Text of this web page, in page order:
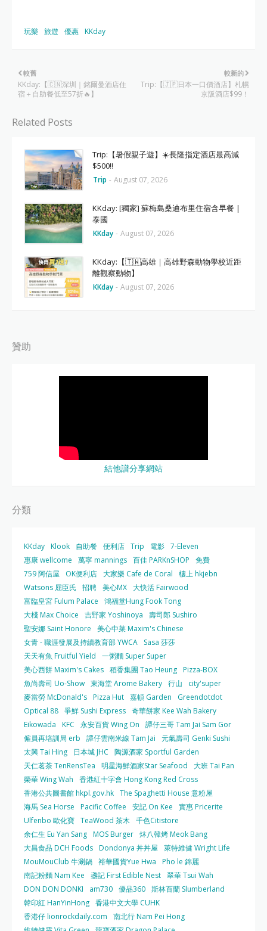
玩樂 旅遊 優惠 KKday
較新的
Trip:【🇯🇵日本一口價酒店】札幌
京阪酒店$99！
較舊
KKday:【🇨🇳深圳｜銘爾曼酒店住
宿＋自助餐低至57折🔥】
Related Posts
Trip:【暑假親子遊】☀️長隆指定酒店最高減
$500‼️
Trip - August 07, 2026
KKday: [獨家] 蘇梅島桑迪布里住宿含早餐 |
泰國
KKday - August 07, 2026
KKday:【🇹🇼高雄｜高雄野森動物學校近距
離觀察動物】
KKday - August 07, 2026
贊助
結他譜分享網站
分類
KKday Klook 自助餐 便利店 Trip 電影 7-Eleven
惠康 wellcome
萬寧 mannings 百佳 PARKnSHOP
免費
759 阿信屋
OK便利店 大家樂 Cafe de Coral
樓上 hkjebn
Watsons 屈臣氏
招聘 美心MX 大快活 Fairwood
富臨皇宮 Fulum Palace
鴻福堂Hung Fook Tong
大棧 Max Choice
吉野家 Yoshinoya
壽司郎 Sushiro
聖安娜 Saint Honore
美心中菜 Maxim's Chinese
女青 - 職涯發展及持續教育部 YWCA
Sasa 莎莎
天天有魚 Fruitful Yield
一粥麵 Super Super
美心西餅 Maxim's Cakes 稻香集團 Tao Heung Pizza-BOX
魚尚壽司 Uo-Show 東海堂 Arome Bakery 行山
city'super
麥當勞 McDonald's Pizza Hut 嘉頓 Garden
Greendotdot
Optical 88 爭鮮 Sushi Express 奇華餅家 Kee Wah Bakery
Eikowada
KFC 永安百貨 Wing On
譚仔三哥 Tam Jai Sam Gor
僱員再培訓局 erb
譚仔雲南米線 Tam Jai
元氣壽司 Genki Sushi
太興 Tai Hing
日本城 JHC
陶源酒家 Sportful Garden
天仁茗茶 TenRensTea
明星海鮮酒家Star Seafood
大班 Tai Pan
榮華 Wing Wah
香港紅十字會 Hong Kong Red Cross
香港公共圖書館 hkpl.gov.hk The Spaghetti House 意粉屋
海馬 Sea Horse
Pacific Coffee 安記 On Kee
實惠 Pricerite
Ulfenbo 歐化寶 TeaWood 茶木 千色Citistore
余仁生 Eu Yan Sang MOS Burger 炑八韓烤 Meok Bang
大昌食品 DCH Foods Dondonya 丼丼屋
萊特維健 Wright Life
MouMouClub 牛涮鍋 裕華國貨Yue Hwa
Pho le 錦麗
南記粉麵 Nam Kee
盞記 First Edible Nest 翠華 Tsui Wah
DON DON DONKI
am730 優品360 斯林百蘭 Slumberland
韓印紅 HanYinHong 香港中文大學 CUHK
香港仔 lionrockdaily.com
南北行 Nam Pei Hong